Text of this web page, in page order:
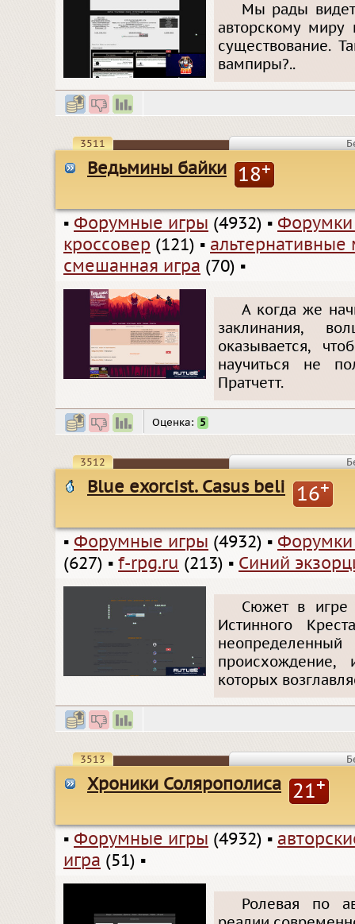
Мы рады
авторскому миру
существование.
вампиры?..
3511
Ведьмины байки 18+
▪ Форумные игры (4932) ▪
кроссовер (121) ▪
смешанная игра (70) ▪
А когда же
заклинания,
оказывается,
научиться не
Пратчетт.
Оценка: 5
3512
Blue exorcist. Casus beli 16+
▪ Форумные игры (4932) ▪
(627) ▪ f-rpg.ru (213) ▪ Синий
Сюжет в игре
Истинного
которых
3513
Хроники Солярополиса 21+
▪ Форумные игры (4932) ▪
игра (51) ▪
Ролевая по